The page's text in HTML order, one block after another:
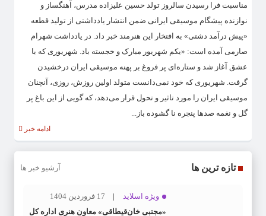
مناسبت فرا رسیدن سالروز تولد حسین علیزاده مدرس، آهنگساز و
نوازنده پیشگام موسیقی ایرانی ضمن انتشار یادداشتی از تولید قطعه
«پیش درآمد دشتی» به افتخار این هنرمند خبر داد. در یادداشت شهرام
صارمی آمده است: «یکم شهریور مبارک و خجسته باد. شهریوری که با
عشق آغاز شد و ستاره‌ای پر فروغ بر پهنه موسیقی ایران درخشیدن
گرفت. شهریوری که خود نمی‌دانست متولد اولین روزش، روزی، آنچنان
موسیقی ایران را مورد تاثیر و تحول قرار می‌دهد، که گویی از این باغ پر
گل و نغمه صدها پنجره نا گشوده باز...
ادامه خبر
تازه ترین ها آرشیو خبر ها
ویژه اسلاید
17 فروردین 1404
«مجتبی خان‌قیطاقی» معاون هنری اداره کل